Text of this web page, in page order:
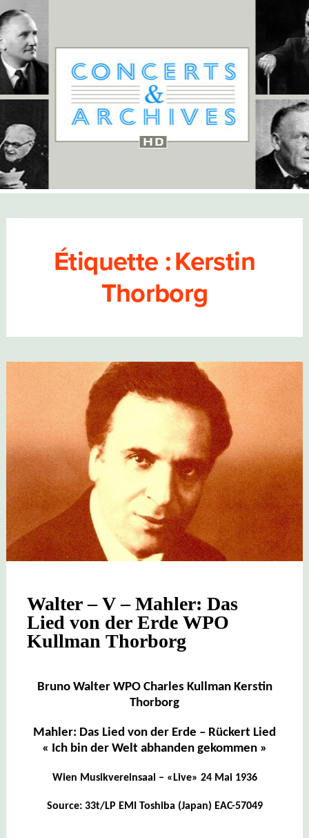
Étiquette :Kerstin
Thorborg
Walter – V – Mahler: Das
Lied von der Erde WPO
Kullman Thorborg
Bruno Walter WPO Charles Kullman Kerstin
Thorborg
Mahler: Das Lied von der Erde – Rückert Lied
« Ich bin der Welt abhanden gekommen »
Wien Musikvereinsaal – «Live» 24 Mai 1936
Source: 33t/LP EMI Toshiba (Japan) EAC-57049